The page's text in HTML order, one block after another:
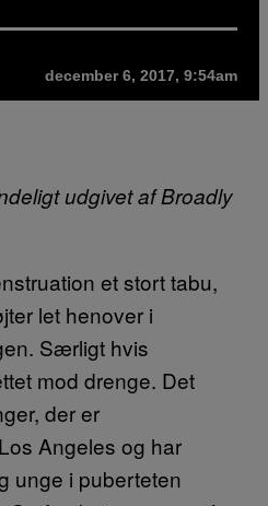
december 6, 2017, 9:54am
udgivet af Broadly
et stort tabu,
let henover i
Særligt hvis
mod drenge. Det
der er
Angeles og har
unge i puberteten